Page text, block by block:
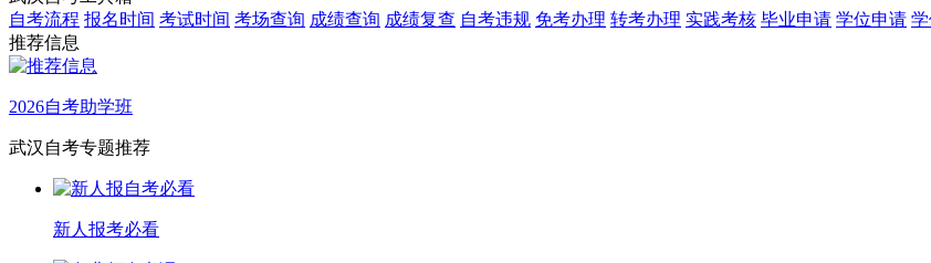
自考流程 报名时间 考试时间 考场查询 成绩查询 成绩复查 自考违规 免考办理 转考办理 实践考核 毕业申请 学位申请
推荐信息
2026自考助学班
武汉自考专题推荐
新人报考必看